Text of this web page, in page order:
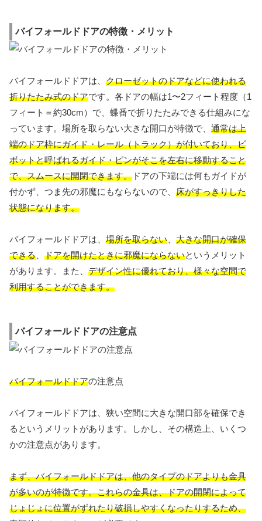
バイフォールドドアの特徴・メリット
バイフォールドドアは、 クローゼットのドアなどに使われる
折りたたみ式のドアです。各ドアの幅は1〜2フィート程度（1
フィート＝約30cm）で、蝶番で折りたたみできる仕組みにな
っています。場所を取らない大きな開口が特徴で、 通常は上
端のドア枠にガイド・レール（トラック）が付いており、ピ
ボットと呼ばれるガイド・ピンがそこを左右に移動すること
で、スムースに開閉できます。 ドアの下端には何もガイドが
付かず、つま先の邪魔にもならないので、 床がすっきりした
状態になります。
バイフォールドドアは、 場所を取らない
大きな開口が確保
できる
ドアを開けたときに邪魔にならないというメリット
があります。また、 デザイン性に優れており、様々な空間で
利用することができます。
バイフォールドドアの注意点
バイフォールドドアの注意点
バイフォールドドアは、狭い空間に大きな開口部を確保でき
るというメリットがあります。しかし、その構造上、いくつ
かの注意点があります。
まず、バイフォールドドアは、他のタイプのドアよりも金具
が多いのが特徴です。これらの金具は、ドアの開閉によって
じょじょに位置がずれたり破損しやすくなったりするため、